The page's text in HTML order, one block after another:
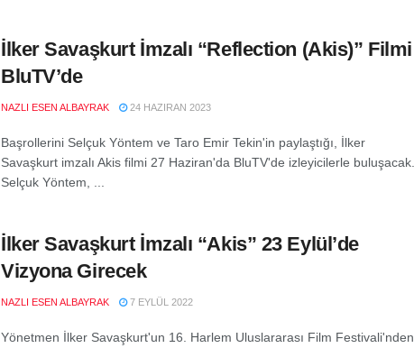
İlker Savaşkurt İmzalı “Reflection (Akis)” Filmi
BluTV’de
NAZLI ESEN ALBAYRAK 24 HAZIRAN 2023
Başrollerini Selçuk Yöntem ve Taro Emir Tekin'in paylaştığı, İlker
Savaşkurt imzalı Akis filmi 27 Haziran'da BluTV'de izleyicilerle buluşacak.
Selçuk Yöntem, ...
İlker Savaşkurt İmzalı “Akis” 23 Eylül’de
Vizyona Girecek
NAZLI ESEN ALBAYRAK 7 EYLÜL 2022
Yönetmen İlker Savaşkurt'un 16. Harlem Uluslararası Film Festivali'nden